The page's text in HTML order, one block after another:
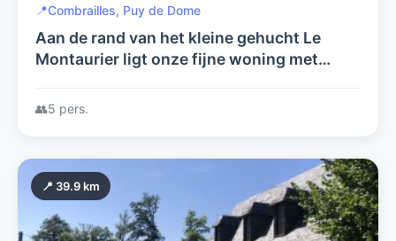
📍Combrailles, Puy de Dome
Aan de rand van het kleine gehucht Le
Montaurier ligt onze fijne woning met
👥5 pers.
📍 39.9 km